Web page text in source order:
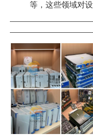
等，这些领域对